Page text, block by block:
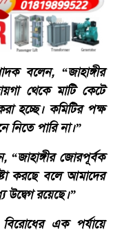
বলেন, “জাহাঙ্গীর
থেকে মাটি কেটে
হচ্ছে। কমিটির পক্ষ
নিতে পারি না।”
“জাহাঙ্গীর জোরপূর্বক
করছে বলে আমাদের
উদ্বেগ রয়েছে।”
বিরোধের এক পর্যায়ে